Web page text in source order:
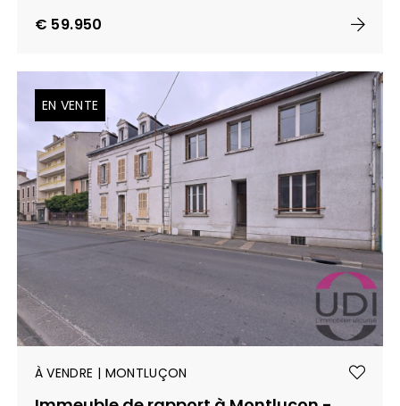
€ 59.950
EN VENTE
À VENDRE | MONTLUÇON